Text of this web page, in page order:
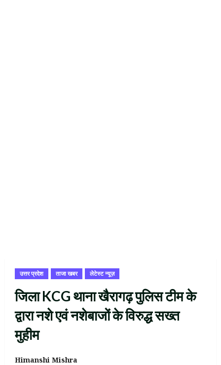
उत्तर प्रदेश ताजा खबर लेटेस्ट न्यूज़
जिला KCG थाना खैरागढ़ पुलिस टीम के
द्वारा नशे एवं नशेबाजों के विरुद्ध सख्त
मुहीम
Himanshi Mishra